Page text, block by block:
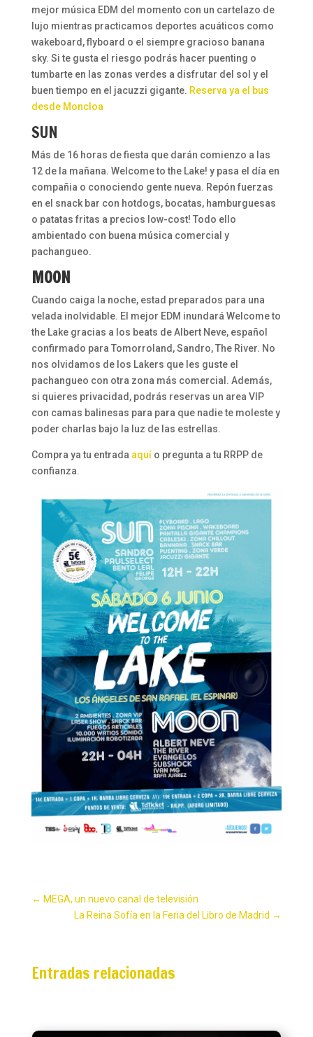
mejor música EDM del momento con un cartelazo de
lujo mientras practicamos deportes acuáticos como
wakeboard, flyboard o el siempre gracioso banana
sky. Si te gusta el riesgo podrás hacer puenting o
tumbarte en las zonas verdes a disfrutar del sol y el
buen tiempo en el jacuzzi gigante. Reserva ya el bus
desde Moncloa
SUN
Más de 16 horas de fiesta que darán comienzo a las
12 de la mañana. Welcome to the Lake! y pasa el día en
compañia o conociendo gente nueva. Repón fuerzas
en el snack bar con hotdogs, bocatas, hamburguesas
o patatas fritas a precios low-cost! Todo ello
ambientado con buena música comercial y
pachangueo.
MOON
Cuando caiga la noche, estad preparados para una
velada inolvidable. El mejor EDM inundará Welcome to
the Lake gracias a los beats de Albert Neve, español
confirmado para Tomorroland, Sandro, The River. No
nos olvidamos de los Lakers que les guste el
pachangueo con otra zona más comercial. Además,
si quieres privacidad, podrás reservas un area VIP
con camas balinesas para para que nadie te moleste y
poder charlas bajo la luz de las estrellas.
Compra ya tu entrada aquío pregunta a tu RRPP de
confianza.
← MEGA, un nuevo canal de televisión
La Reina Sofía en la Feria del Libro de Madrid →
Entradas relacionadas